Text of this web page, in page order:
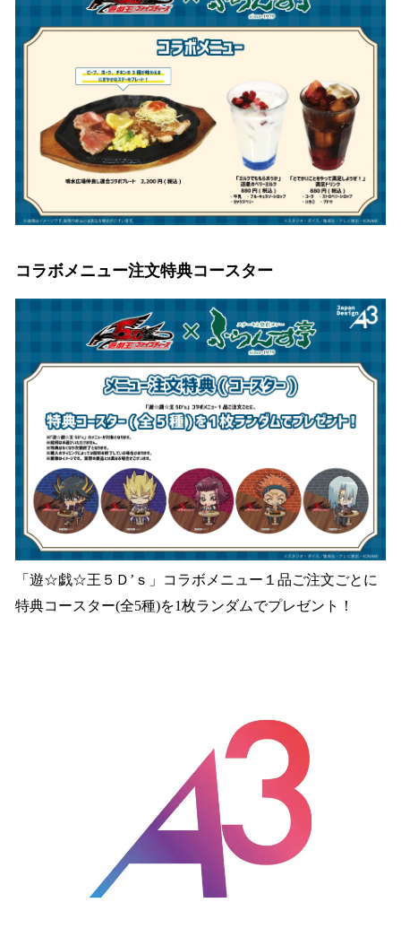
コラボメニュー注文特典コースター
「遊☆戯☆王５Ｄ’ｓ」コラボメニュー１品ご注文ごとに
特典コースター(全5種)を1枚ランダムでプレゼント！